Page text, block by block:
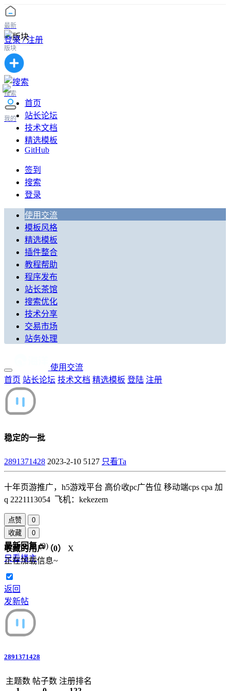
最新
版块
搜索
我的
登录 / 注册
首页
站长论坛
技术文档
精选模板
GitHub
签到
搜索
登录
使用交流
模板风格
精选模板
插件整合
教程帮助
程序发布
站长茶馆
搜索优化
技术分享
交易市场
站务处理
使用交流
首页 站长论坛 技术文档 精选模板 登陆 注册
稳定的一批
2891371428 2023-2-10 5127 只看Ta
十年页游推广，h5游戏平台 高价收pc广告位 移动端cps cpa 加
q 2221113054 飞机：kekezem
点赞
0
收藏
0
收藏的用户（0）
X
正在加载信息~
最新回复(0)
只看楼主
返回
发新帖
2891371428
主题数 帖子数 注册排名